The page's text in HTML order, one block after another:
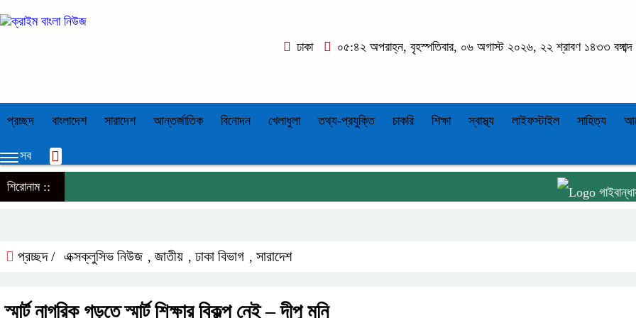
ঢাকা ০৫:৪২ অপরাহ্ন, বৃহস্পতিবার, ০৬ অগাস্ট ২০২৬, ২২ শ্রাবণ ১৪৩৩ বঙ্গাব্দ
প্রচ্ছদ বাংলাদেশ সারাদেশ আন্তর্জাতিক বিনোদন খেলাধুলা তথ্য-প্রযুক্তি চাকরি শিক্ষা স্বাস্থ্য লাইফস্টাইল সাহিত্য
সব
শিরোনাম :: গাইবান্ধায়
প্রচ্ছদ / এক্সক্লুসিভ নিউজ , জাতীয় , ঢাকা বিভাগ , সারাদেশ
স্মার্ট নাগরিক গড়তে স্মার্ট শিক্ষার বিকল্প নেই – দীপু মনি